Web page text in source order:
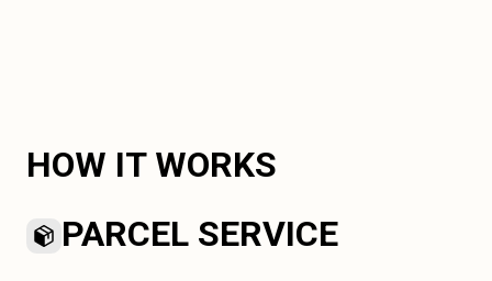
HOW IT WORKS
PARCEL SERVICE